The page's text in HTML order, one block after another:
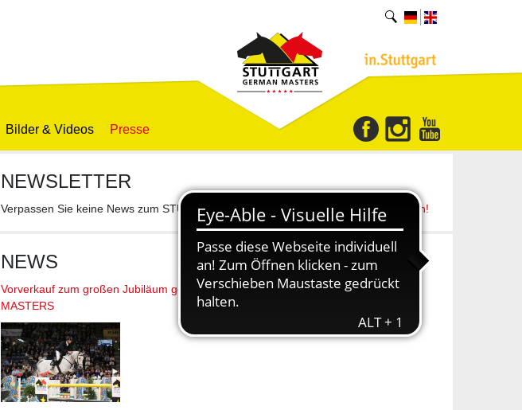
Bilder & Videos Presse
NEWSLETTER
Verpassen Sie keine News zum STUTTGART GERMAN MASTERS - Jetzt anmelden!
NEWS
Vorverkauf zum großen Jubiläum gestartet - 40. Reitturnier STUTTGART GERMAN
MASTERS